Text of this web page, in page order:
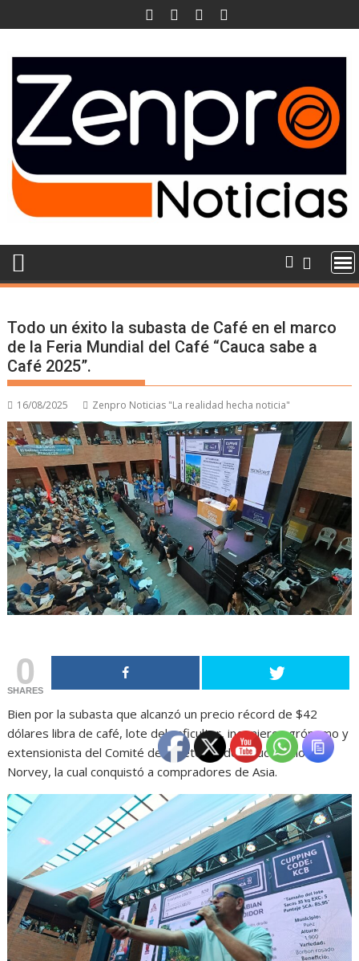
to
Todo un éxito la subasta de Café en el marco
de la Feria Mundial del Café “Cauca sabe a
Café 2025”.
16/08/2025 Zenpro Noticias "La realidad hecha noticia"
0
SHARES
Bien por la subasta que alcanzó un precio récord de $42
dólares libra de café, lote del caficultor, ingeniero agrónomo y
extensionista del Comité de Cafeteros del Cauca, Dilio
Norvey, la cual conquistó a compradores de Asia.